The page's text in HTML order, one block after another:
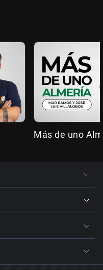
Más de uno